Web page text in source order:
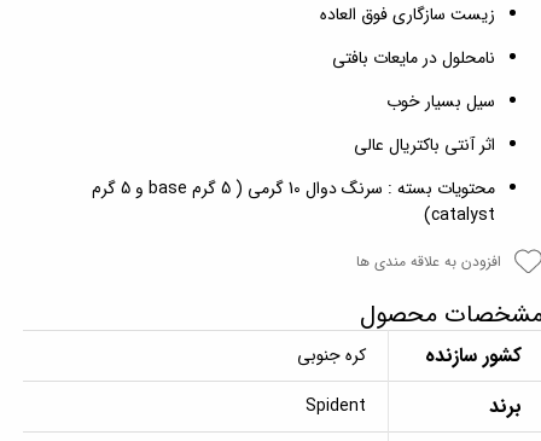
زیست سازگاری فوق العاده
نامحلول در مایعات بافتی
سیل بسیار خوب
اثر آنتی باکتریال عالی
محتویات بسته : سرنگ دوال 10 گرمی ( 5 گرم base و 5 گرم
catalyst)
افزودن به علاقه مندی ها
محصول
کشور سازنده کره جنوبی
برند Spident